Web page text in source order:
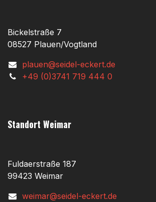
Bickelstraße 7
08527 Plauen/Vogtland
plauen@seidel-eckert.de
+49 (0)3741 719 444 0
Standort Weimar
Fuldaerstraße 187
99423 Weimar
weimar@seidel-eckert.de